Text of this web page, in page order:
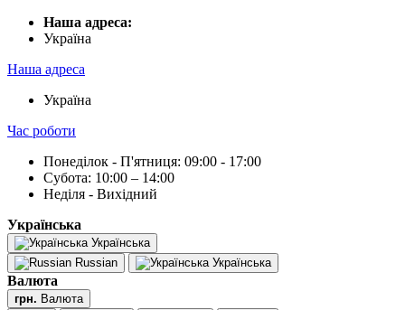
Наша адреса:
Українa
Наша адреса
Українa
Час роботи
Понеділок - П'ятниця: 09:00 - 17:00
Субота: 10:00 – 14:00
Неділя - Вихідний
Українська
Українська
Russian
Українська
Валюта
грн. Валюта